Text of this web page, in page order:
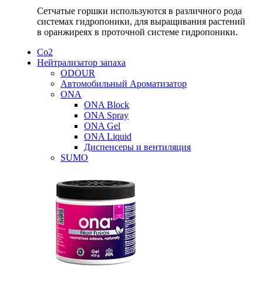
Сетчатые горшки используются в различного рода
системах гидропоники, для выращивания растений
в оранжиреях в проточной системе гидропоники.
Со2
Нейтрализатор запаха
ODOUR
Автомобильный Ароматизатор
ONA
ONA Block
ONA Spray
ONA Gel
ONA Liquid
Диспенсеры и вентиляция
SUMO